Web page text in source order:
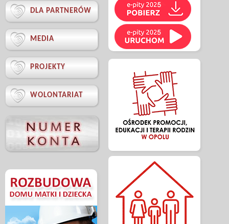
 DLA PARTNERÓW
 MEDIA
 PROJEKTY
 WOLONTARIAT